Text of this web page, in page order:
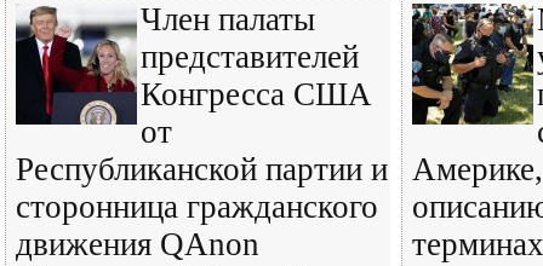
Член палаты
представителей
Конгресса США
от
Республиканской партии и
сторонница гражданского
движения QAnon